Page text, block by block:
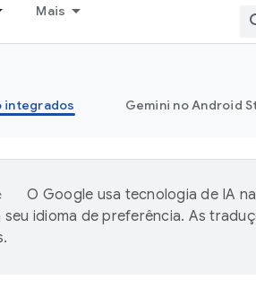
Mais
integrados Gemini no Android
O Google usa tecnologia de IA
idioma de preferência. As